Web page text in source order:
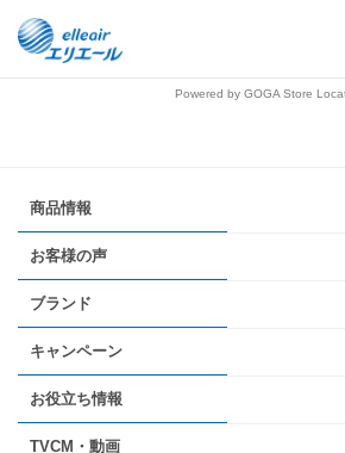
Powered by GOGA Store
商品情報
お客様の声
ブランド
キャンペーン
お役立ち情報
TVCM・動画